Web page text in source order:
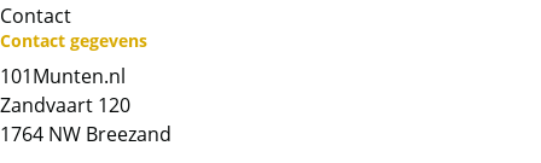
Chat met ons
Contact
Contact gegevens
101Munten.nl
Zandvaart 120
1764 NW Breezand